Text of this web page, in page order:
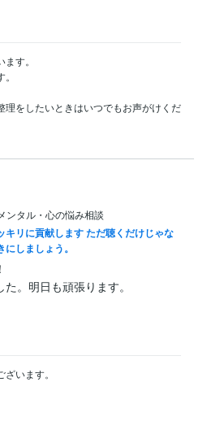
す。
理をしたいときはいつでもお声がけくだ
メンタル・心の悩み相談
リに貢献します ただ聴くだけじゃな
しましょう。
います。